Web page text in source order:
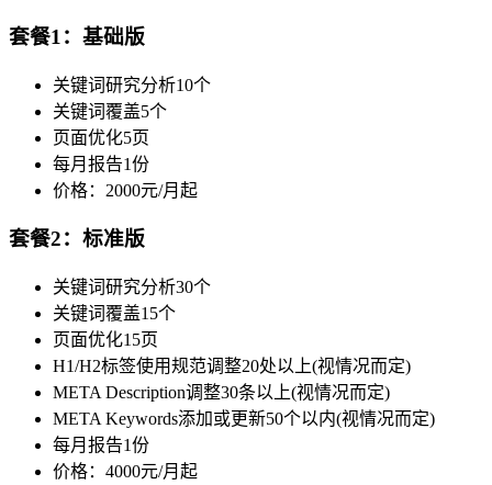
套餐1：基础版
关键词研究分析10个
关键词覆盖5个
页面优化5页
每月报告1份
价格：2000元/月起
套餐2：标准版
关键词研究分析30个
关键词覆盖15个
页面优化15页
H1/H2标签使用规范调整20处以上(视情况而定)
META Description调整30条以上(视情况而定)
META Keywords添加或更新50个以内(视情况而定)
每月报告1份
价格：4000元/月起